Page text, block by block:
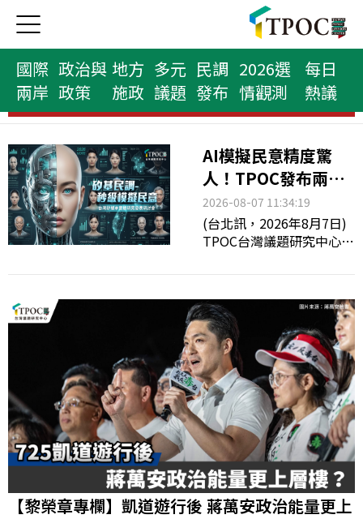
國際
兩岸
政治與
政策
地方
施政
多元
議題
民調
發布
2026選
情觀測
每日
熱議
縣市首長榜
AI模擬民意精度驚
人！TPOC發布兩大
「矽基民調」報告：
平均誤差僅4.56%
2026-08-07 11:34:19
(台北訊，2026年8月7日)
TPOC台灣議題研究中心今
用獨家開發的「Silicon
Socio&nbsp;矽基社會」
3,000名AI虛擬受眾（AI
Agent），針對《美麗島電
子報》7月國政民調及
《TVBS》新北市長選情民
調進行模擬對照。數據顯
示，AI模擬民調全卷題內
平均誤差僅4.56個百分
點，且成功收斂於傳統民
調的實測區間內，證實
「矽基民調」在極低成本
與秒級回應的優勢下，具
【黎榮章專欄】凱道遊行後 蔣萬安政治能量更上